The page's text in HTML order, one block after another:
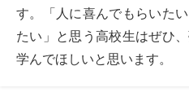
す。「人に喜んでもらいた
たい」と思う高校生はぜひ
学んでほしいと思います。